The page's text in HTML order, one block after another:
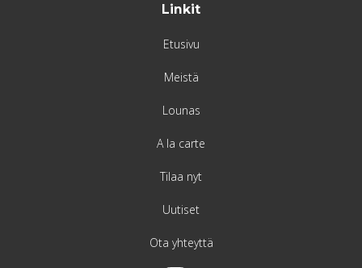
Linkit
Etusivu
Meistä
Lounas
A la carte
Tilaa nyt
Uutiset
Ota yhteyttä